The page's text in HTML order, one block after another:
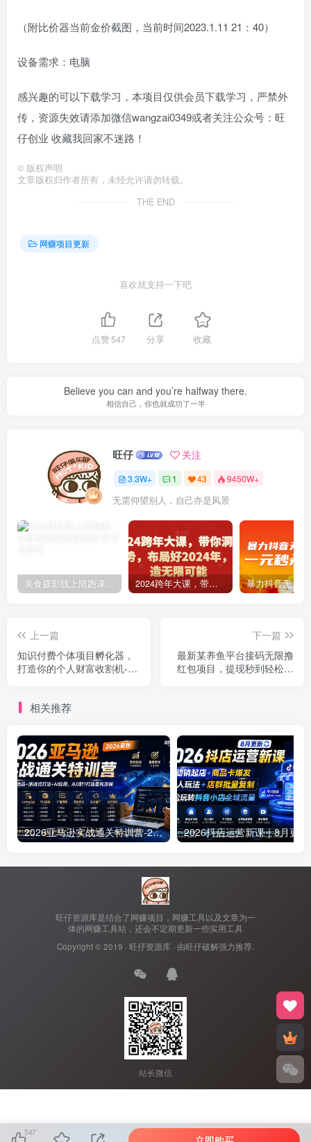
（附比价器当前金价截图，当前时间2023.1.11 21：40）
设备需求：电脑
感兴趣的可以下载学习，本项目仅供会员下载学习，严禁外
传，资源失效请添加微信wangzai0349或者关注公众号：旺
仔创业 收藏我回家不迷路！
© 版权声明
文章版权归作者所有，未经允许请勿转载。
THE END
网赚项目更新
喜欢就支持一下吧
点赞547 分享 收藏
Believe you can and you’re halfway there.
相信自己，你也就成功了一半
旺仔 关注
3.3W+ 1 43 9450W+
无需仰望别人，自己亦是风景
美食摄影线上陪跑课，美食短视频拍摄教程 2024跨年大课，​带你洞察趋势，布局好2024年，创造无限可能
上一篇
知识付费个体项目孵化器，
打造你的个人财富收割机-价
下一篇
最新某养鱼平台接码无限撸
红包项目，提现秒到轻松日
相关推荐
2026亚马逊实战通关特训营-2026更新，多维选品+渐进式打法+AI应用，从0到1打造盈利店铺
旺仔资源库是结合了网赚项目，网赚工具以及文章为一
体的网赚工具站，还会不定期更新一些实用工具
Copyright © 2019 · 旺仔资源库 · 由旺仔破解强力推荐.
站长微信
547